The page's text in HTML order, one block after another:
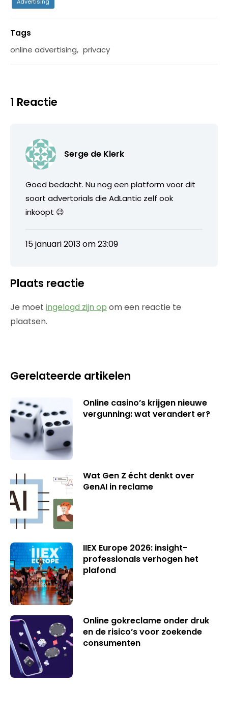
Tags
online advertising, privacy
1 Reactie
Serge de Klerk
Goed bedacht. Nu nog een platform voor dit
soort advertorials die AdLantic zelf ook
inkoopt 😉
15 januari 2013 om 23:09
Plaats reactie
Je moet ingelogd zijn op om een reactie te
plaatsen.
Gerelateerde artikelen
Online casino’s krijgen nieuwe
vergunning: wat verandert er?
Wat Gen Z écht denkt over
GenAI in reclame
IIEX Europe 2026: insight-
professionals verhogen het
plafond
Online gokreclame onder druk
en de risico’s voor zoekende
consumenten